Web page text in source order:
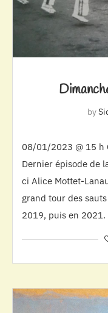
by
08/01/2023 @ 15 h
Dernier épisode de
ci Alice Mottet-
grand tour des
2019, puis en 2021.